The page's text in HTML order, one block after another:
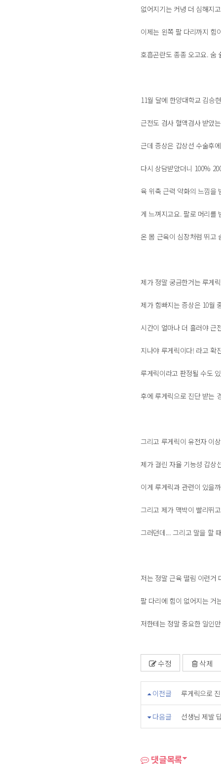
없어지기는 커녕 더 심해지
이제는 왼쪽 팔 다리까지 힘
호흡곤란도 종종 오고요. 숨
11월 달에 한양대학교 김승
근전도 검사 혈액검사 받았
근데 증상은 갑상선 수술후
다시 상담받았더니 100%
육 위축 근력 약화의 느낌을
게 느껴지고요. 팔로 머리를
온 몸 근육이 심장처럼 뛰고
제가 정말 궁금한거는 루게
제가 힘빠지는 증상은 10월
시간이 얼마나 더 흘러야 근
지나야 루게릭이다! 라고 확
루게릭이라고 판정될 수도
후에 루게릭으로 진단 받는
그리고 루게릭이 유전자 이
제가 걸린 자율 기능성 갑상
이게 루게릭과 관련이 있을
그리고 제가 맥박이 빨리뛰
그러던데... 그리고 말을 할
저는 정말 근육 떨림 이런거
팔 다리에 힘이 없어지는 거
저한테는 정말 중요한 일인
수정 삭제
이전글 루게릭으로
다음글 선생님 제발
댓글목록